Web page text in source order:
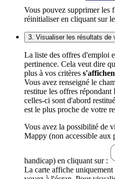
Vous pouvez supprimer les
réinitialiser en cliquant sur
3. Visualiser les résultats de
La liste des offres d'emploi
pertinence. Cela veut dire
plus à vos critères
Vous avez renseigné le
restitue les offres répondant
celles-ci sont d'abord
est le plus proche de votre
Vous avez la possibilité de
Mappy (non accessible aux
handicap) en cliquant sur :
La carte affiche